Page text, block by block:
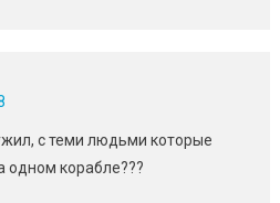
с теми людьми которые
одном корабле???